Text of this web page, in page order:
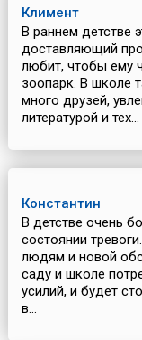
Климент
В раннем детстве
доставляющий
любит, чтобы ему
зоопарк. В школе
много друзей,
литературой и тех...
Константин
В детстве очень
состоянии
людям и новой
саду и школе
усилий, и будет
в...